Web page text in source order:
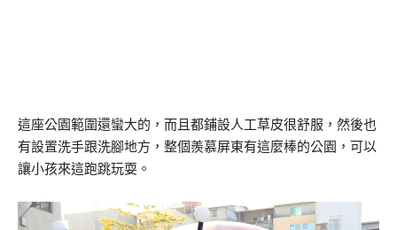
這座公園範圍還蠻大的，而且都鋪設人工草皮很舒服，然後也
有設置洗手跟洗腳地方，整個羨慕屏東有這麼棒的公園，可以
讓小孩來這跑跳玩耍。